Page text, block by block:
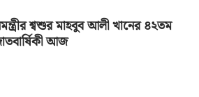
শ্বশুর মাহবুব আলী খানের ৪২তম
আজ